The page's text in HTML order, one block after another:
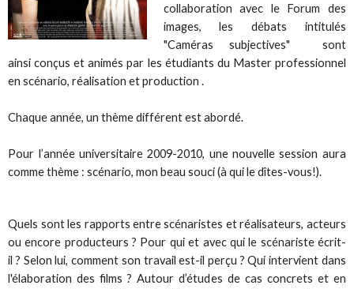
collaboration avec le Forum des
images, les débats intitulés
"Caméras subjectives" sont
ainsi conçus et animés par les étudiants du Master professionnel
en scénario, réalisation et production .
Chaque année, un thème différent est abordé.
Pour l’année universitaire 2009-2010, une nouvelle session aura
comme thème : scénario, mon beau souci (à qui le dîtes-vous!).
Quels sont les rapports entre scénaristes et réalisateurs, acteurs
ou encore producteurs ? Pour qui et avec qui le scénariste écrit-
il ? Selon lui, comment son travail est-il perçu ? Qui intervient dans
l'élaboration des films ? Autour d’études de cas concrets et en